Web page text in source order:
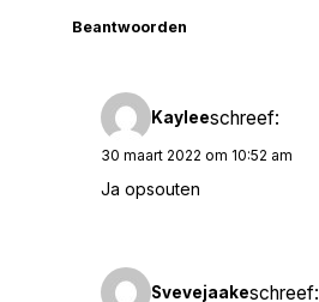
Beantwoorden
Kayleeschreef:
30 maart 2022 om 10:52 am
Ja opsouten
Svevejaakeschreef: